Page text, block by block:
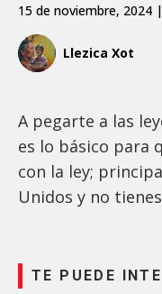
Llezica Xot
15 de noviembre, 2024
A pegarte a las
es lo básico para
con la ley;
Unidos y no
TE PUEDE